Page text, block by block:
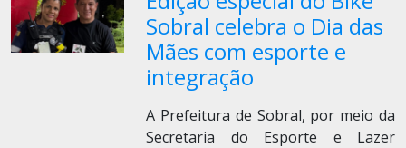
Sobral celebra o Dia das
Mães com esporte e
integração
A Prefeitura de Sobral, por meio da
Secretaria do Esporte e Lazer